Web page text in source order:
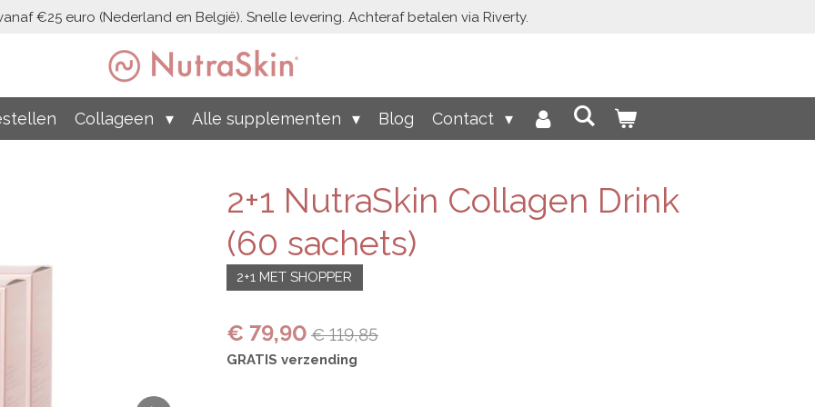
€25 euro (Nederland en België). Snelle levering. Achteraf betalen via Riverty.
Collageen Alle supplementen Blog Contact
2+1 NutraSkin Collagen Drink
(60 sachets)
2+1 MET SHOPPER
€ 79,90 € 119,85
GRATIS verzending